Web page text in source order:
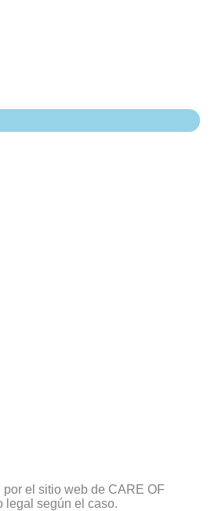
el sitio web de CARE OF
legal según el caso.